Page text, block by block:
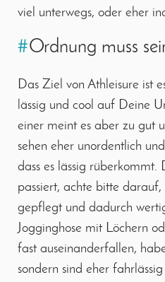
viel unterwegs, oder eher
#Ordnung muss
Das Ziel von Athleisure ist
lässig und cool auf Deine
einer meint es aber zu gut
sehen eher unordentlich
dass es lässig
passiert, achte bitte darauf,
gepflegt und dadurch
Jogginghose mit Löchern
fast auseinanderfallen,
sondern sind eher